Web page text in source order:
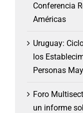
Conferencia
Américas
Uruguay:
los
Personas
Foro
un informe